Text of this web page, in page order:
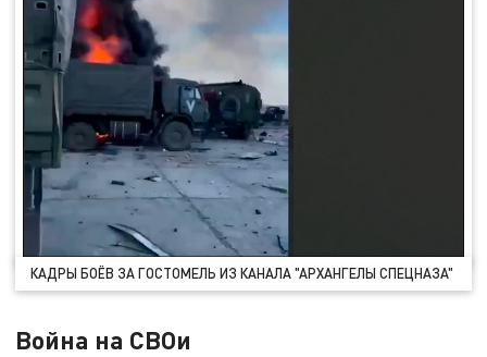
КАДРЫ БОЁВ ЗА ГОСТОМЕЛЬ ИЗ КАНАЛА "АРХАНГЕЛЫ СПЕЦНАЗА"
Война на СВОи